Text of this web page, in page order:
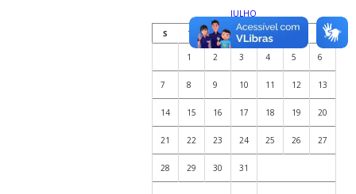
JULHO
S
T Q Q S S D
1 2 3 4 5 6
7 8 9 10 11 12 13
14 15 16 17 18 19 20
21 22 23 24 25 26 27
28 29 30 31